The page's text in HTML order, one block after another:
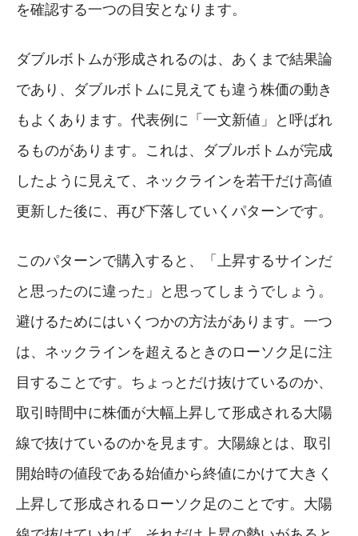
を確認する一つの目安となります。
ダブルボトムが形成されるのは、あくまで結果論
であり、ダブルボトムに見えても違う株価の動き
もよくあります。代表例に「一文新値」と呼ばれ
るものがあります。これは、ダブルボトムが完成
したように見えて、ネックラインを若干だけ高値
更新した後に、再び下落していくパターンです。
このパターンで購入すると、「上昇するサインだ
と思ったのに違った」と思ってしまうでしょう。
避けるためにはいくつかの方法があります。一つ
は、ネックラインを超えるときのローソク足に注
目することです。ちょっとだけ抜けているのか、
取引時間中に株価が大幅上昇して形成される大陽
線で抜けているのかを見ます。大陽線とは、取引
開始時の値段である始値から終値にかけて大きく
上昇して形成されるローソク足のことです。大陽